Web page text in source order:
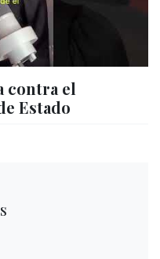
contra el
Estado